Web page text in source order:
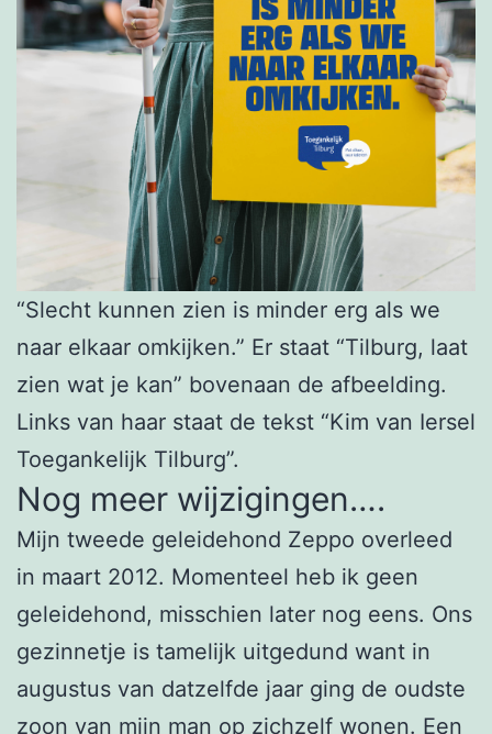
“Slecht kunnen zien is minder erg als we
naar elkaar omkijken.” Er staat “Tilburg, laat
zien wat je kan” bovenaan de afbeelding.
Links van haar staat de tekst “Kim van Iersel
Toegankelijk Tilburg”.
Nog meer wijzigingen….
Mijn tweede geleidehond Zeppo overleed
in maart 2012. Momenteel heb ik geen
geleidehond, misschien later nog eens. Ons
gezinnetje is tamelijk uitgedund want in
augustus van datzelfde jaar ging de oudste
zoon van mijn man op zichzelf wonen. Een